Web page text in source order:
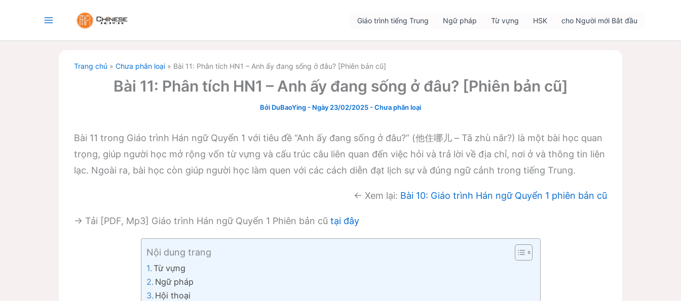
nội
Giáo trình tiếng Trung Ngữ pháp Từ vựng HSK cho Người mới Bắt đầu
Trang chủ » Chưa phân loại » Bài 11: Phân tích HN1 – Anh ấy đang sống ở đâu? [Phiên bản cũ]
Bài 11: Phân tích HN1 – Anh ấy đang sống ở đâu? [Phiên bản cũ]
Bởi DuBaoYing- Ngày 23/02/2025-Chưa phân loại
Bài 11 trong Giáo trình Hán ngữ Quyển 1 với tiêu đề “Anh ấy đang sống ở đâu?” (他住哪儿 – Tā zhù nǎr?) là một bài học quan
trọng, giúp người học mở rộng vốn từ vựng và cấu trúc câu liên quan đến việc hỏi và trả lời về địa chỉ, nơi ở và thông tin liên
lạc. Ngoài ra, bài học còn giúp người học làm quen với các cách diễn đạt lịch sự và đúng ngữ cảnh trong tiếng Trung.
← Xem lại: Bài 10: Giáo trình Hán ngữ Quyển 1 phiên bản cũ
→ Tải [PDF, Mp3] Giáo trình Hán ngữ Quyển 1 Phiên bản cũ tại đây
Nội dung trang
Từ vựng
Ngữ pháp
Hội thoại